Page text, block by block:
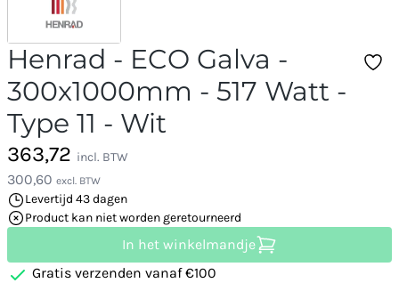
Henrad - ECO Galva -
300x1000mm - 517 Watt -
Type 11 - Wit
363,72 incl. BTW
300,60 excl. BTW
Levertijd 43 dagen
Product kan niet worden geretourneerd
In het winkelmandje
Gratis verzenden vanaf €100